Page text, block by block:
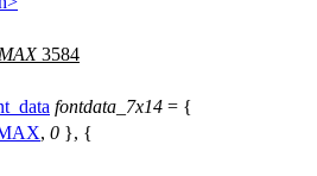
3584
fontdata_7x14 = {
, 0 }, {